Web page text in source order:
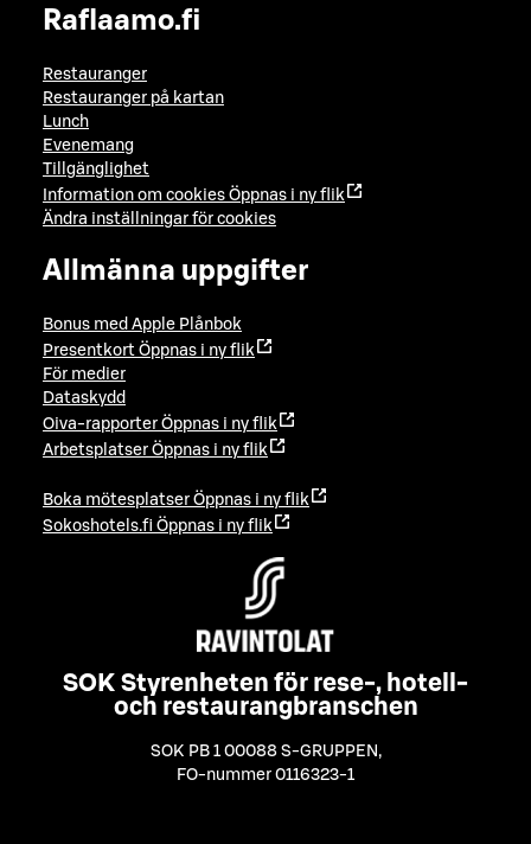
Raflaamo.fi
Restauranger
Restauranger på kartan
Lunch
Evenemang
Tillgänglighet
Information om cookies Öppnas i ny flik
Ändra inställningar för cookies
Allmänna uppgifter
Bonus med Apple Plånbok
Presentkort Öppnas i ny flik
För medier
Dataskydd
Oiva-rapporter Öppnas i ny flik
Arbetsplatser Öppnas i ny flik
Boka mötesplatser Öppnas i ny flik
Sokoshotels.fi Öppnas i ny flik
SOK Styrenheten för rese-, hotell-
och restaurangbranschen
SOK PB 1 00088 S-GRUPPEN ,
FO-nummer 0116323-1